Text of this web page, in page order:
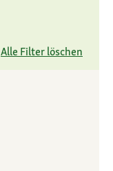
Alle Filter löschen